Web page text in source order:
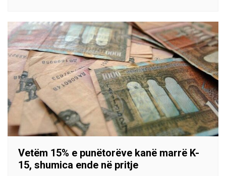
Vetëm 15% e punëtorëve kanë marrë K-
15, shumica ende në pritje